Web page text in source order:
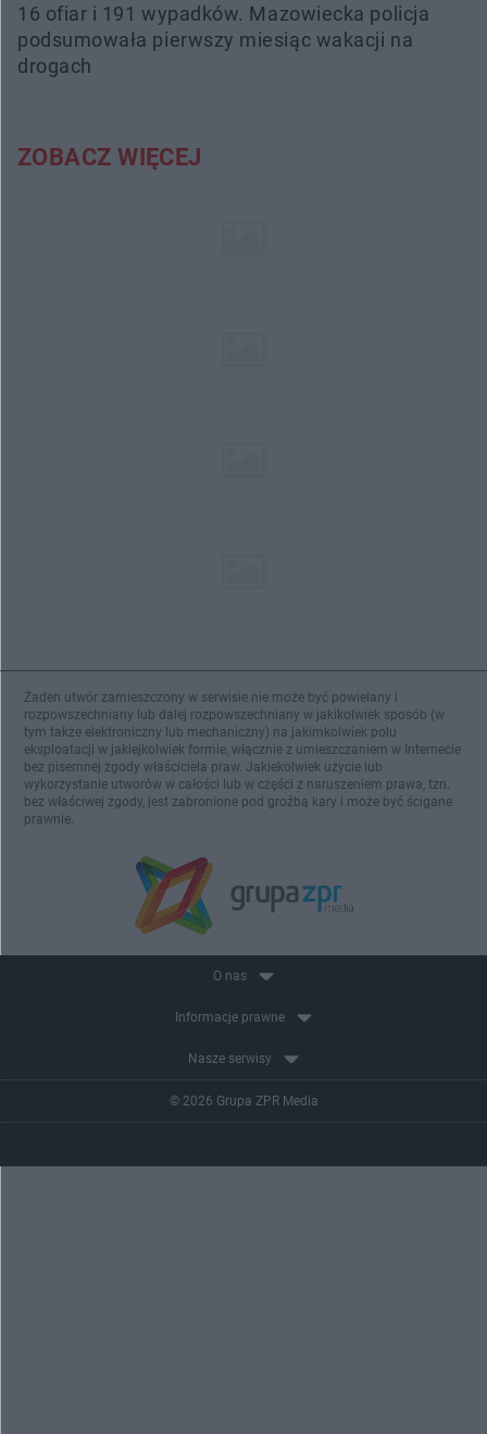
16 ofiar i 191 wypadków. Mazowiecka policja
podsumowała pierwszy miesiąc wakacji na
drogach
ZOBACZ WIĘCEJ
Żaden utwór zamieszczony w serwisie nie może być powielany i
rozpowszechniany lub dalej rozpowszechniany w jakikolwiek sposób (w
tym także elektroniczny lub mechaniczny) na jakimkolwiek polu
eksploatacji w jakiejkolwiek formie, włącznie z umieszczaniem w Internecie
bez pisemnej zgody właściciela praw. Jakiekolwiek użycie lub
wykorzystanie utworów w całości lub w części z naruszeniem prawa, tzn.
bez właściwej zgody, jest zabronione pod groźbą kary i może być ścigane
prawnie.
O nas
Informacje prawne
Nasze serwisy
© 2026 Grupa ZPR Media